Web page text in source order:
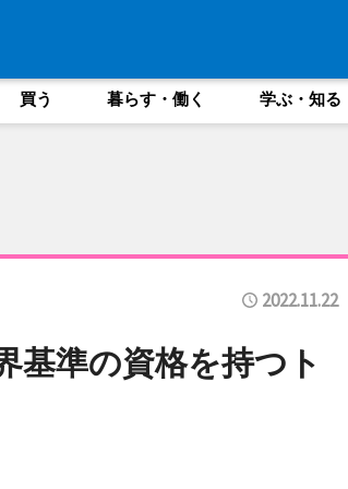
買う 暮らす・働く 学ぶ・知る
2022.11.22
準の資格を持つト